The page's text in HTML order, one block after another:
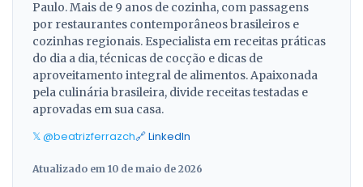
Paulo. Mais de 9 anos de cozinha, com passagens
por restaurantes contemporâneos brasileiros e
cozinhas regionais. Especialista em receitas práticas
do dia a dia, técnicas de cocção e dicas de
aproveitamento integral de alimentos. Apaixonada
pela culinária brasileira, divide receitas testadas e
aprovadas em sua casa.
𝕏 @beatrizferrazch🔗 LinkedIn
Atualizado em 10 de maio de 2026